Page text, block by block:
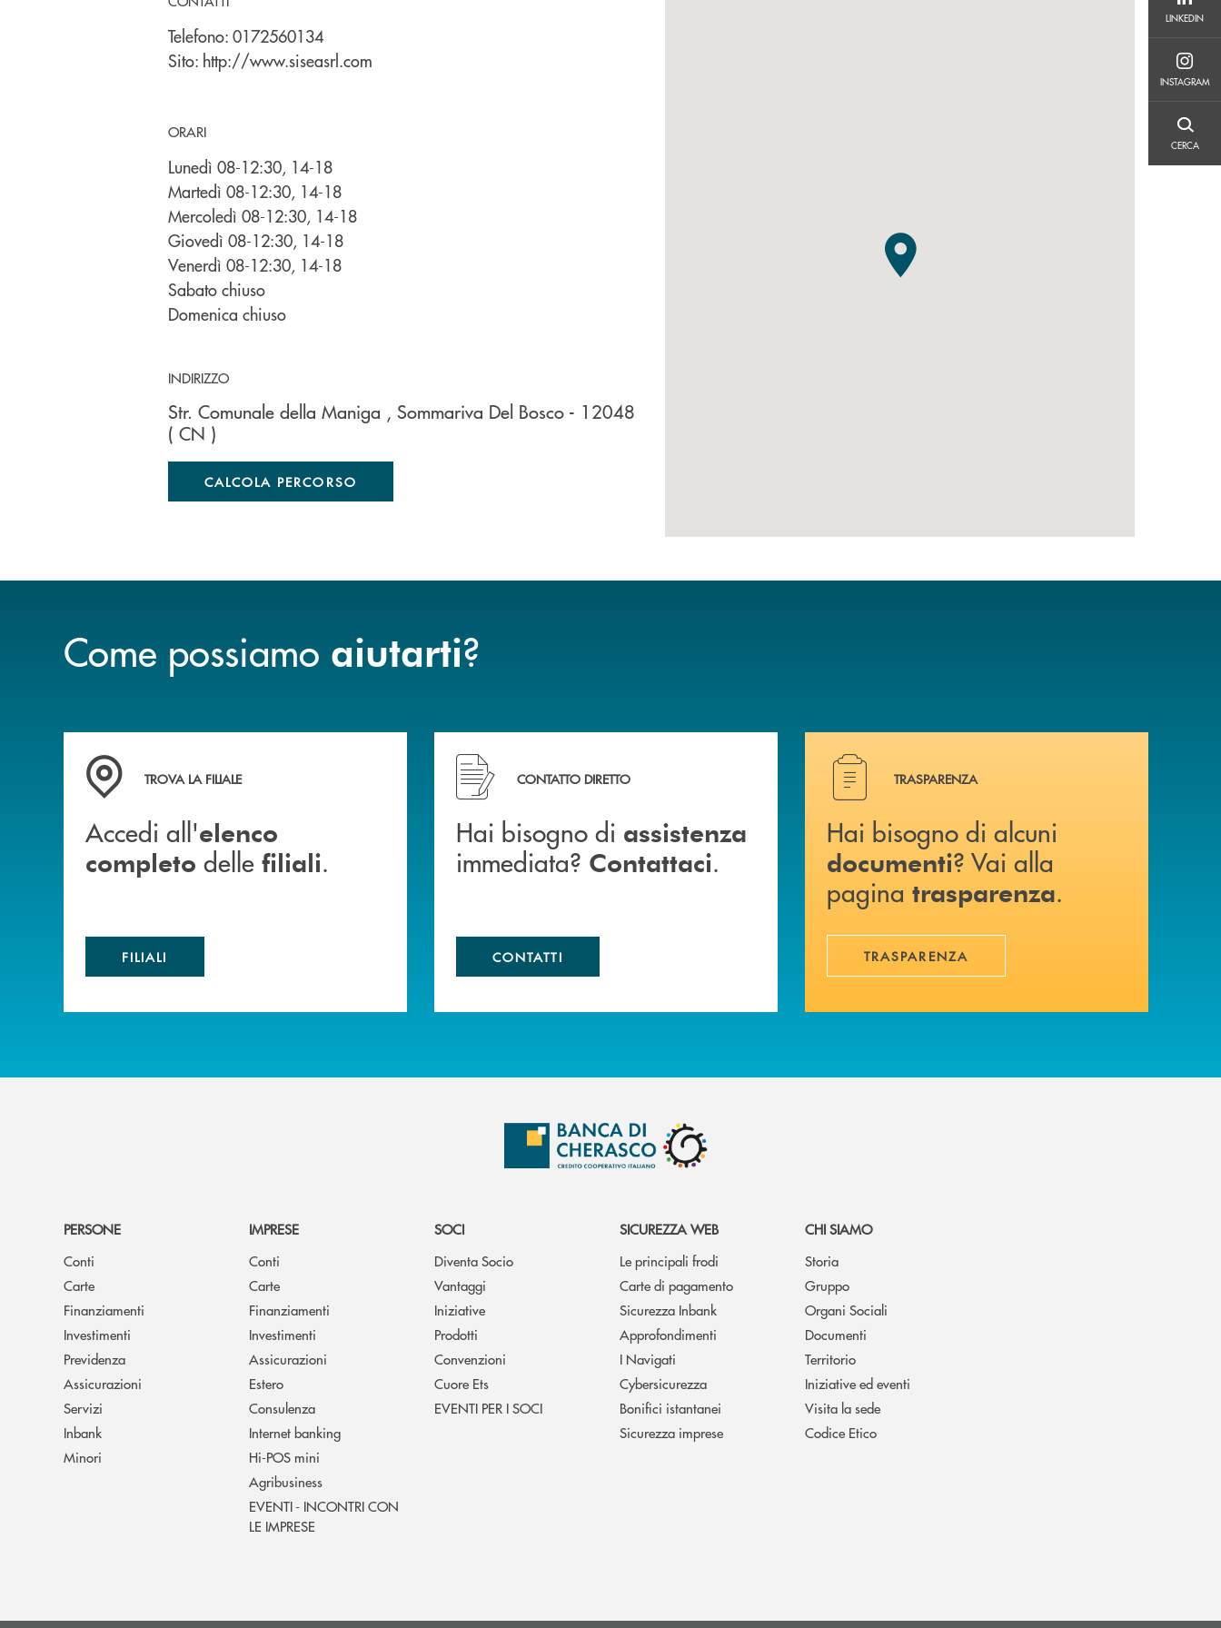
LINKEDIN
INSTAGRAM
CERCA
Telefono: 0172560134
Sito: http://www.siseasrl.com
ORARI
Lunedì 08-12:30, 14-18
Martedì 08-12:30, 14-18
Mercoledì 08-12:30, 14-18
Giovedì 08-12:30, 14-18
Venerdì 08-12:30, 14-18
Sabato chiuso
Domenica chiuso
INDIRIZZO
Str. Comunale della Maniga , Sommariva Del Bosco - 12048
( CN )
CALCOLA PERCORSO
Come possiamo aiutarti?
Accedi all' elenco completo delle filiali .
TROVA LA FILIALE
Accedi all'elenco
completo delle filiali.
FILIALI
Hai bisogno di assistenza immediata? Contattaci .
CONTATTO DIRETTO
Hai bisogno di assistenza
immediata? Contattaci.
CONTATTI
Hai bisogno di alcuni documenti ? Vai alla pagina
TRASPARENZA
Hai bisogno di alcuni
documenti? Vai alla
pagina trasparenza.
TRASPARENZA
PERSONE
Conti
Carte
Finanziamenti
Investimenti
Previdenza
Assicurazioni
Servizi
Inbank
Minori
IMPRESE
Conti
Carte
Finanziamenti
Investimenti
Assicurazioni
Estero
Consulenza
Internet banking
Hi-POS mini
Agribusiness
EVENTI - INCONTRI CON
LE IMPRESE
SOCI
Diventa Socio
Vantaggi
Iniziative
Prodotti
Convenzioni
Cuore Ets
EVENTI PER I SOCI
SICUREZZA WEB
Le principali frodi
Carte di pagamento
Sicurezza Inbank
Approfondimenti
I Navigati
Cybersicurezza
Bonifici istantanei
Sicurezza imprese
CHI SIAMO
Storia
Gruppo
Organi Sociali
Documenti
Territorio
Iniziative ed eventi
Visita la sede
Codice Etico